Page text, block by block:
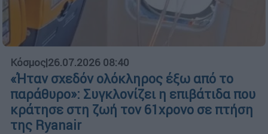
Κόσμος|26.07.2026 08:40
«Ήταν σχεδόν ολόκληρος έξω από το
παράθυρο»: Συγκλονίζει η επιβάτιδα που
κράτησε στη ζωή τον 61χρονο σε πτήση
της Ryanair